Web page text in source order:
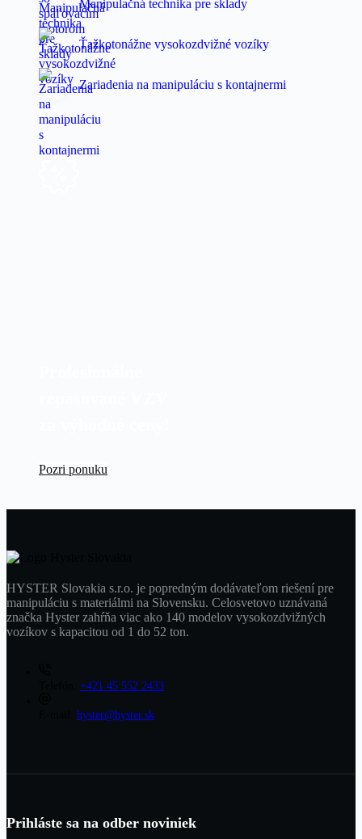
Manipulačná technika pre sklady
Ťažkotonážne vysokozdvižné vozíky
Zariadenia na manipuláciu s kontajnermi
Pozri ponuku
HYSTER Slovakia s.r.o. je popredným dodávateľom riešení pre
manipuláciu s materiálmi na Slovensku. Celosvetovo uznávaná
značka Hyster zahŕňa viac ako 140 modelov vysokozdvižných
vozíkov s kapacitou od 1 do 52 ton.
+421 45 552 2433
hyster@hyster.sk
Prihláste sa na odber noviniek